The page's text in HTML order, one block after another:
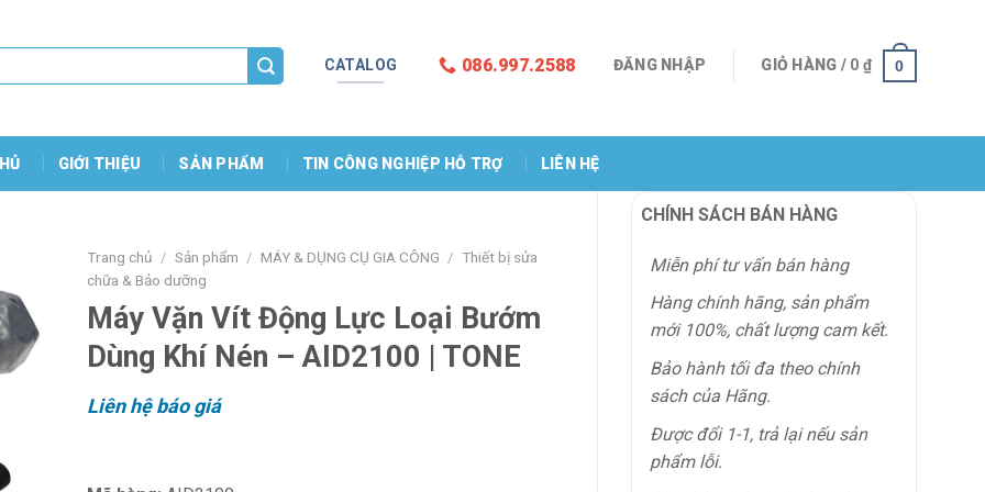
CATALOG 086.997.2588 ĐĂNG NHẬP GIỎ HÀNG / 0 ₫ 0
GIỚI THIỆU SẢN PHẨM TIN CÔNG NGHIỆP HỖ TRỢ LIÊN HỆ
CHÍNH SÁCH BÁN HÀNG
Miễn phí tư vấn bán hàng
Hàng chính hãng, sản phẩm
mới 100%, chất lượng cam kết.
Bảo hành tối đa theo chính
sách của Hãng.
Được đổi 1-1, trả lại nếu sản
phẩm lỗi.
Trang chủ / Sản phẩm / MÁY & DỤNG CỤ GIA CÔNG / Thiết bị sửa
chữa & Bảo dưỡng
Máy Vặn Vít Động Lực Loại Bướm
Dùng Khí Nén – AID2100 | TONE
Liên hệ báo giá